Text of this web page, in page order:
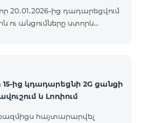
Այս փոփոխությունը
հարթակի
20․01․2026-ից դադարեցվում
ու անցումները ստորև
15-ից կդադարեցնի 2G ցանցի
և Լոռիում
հայտարարվել